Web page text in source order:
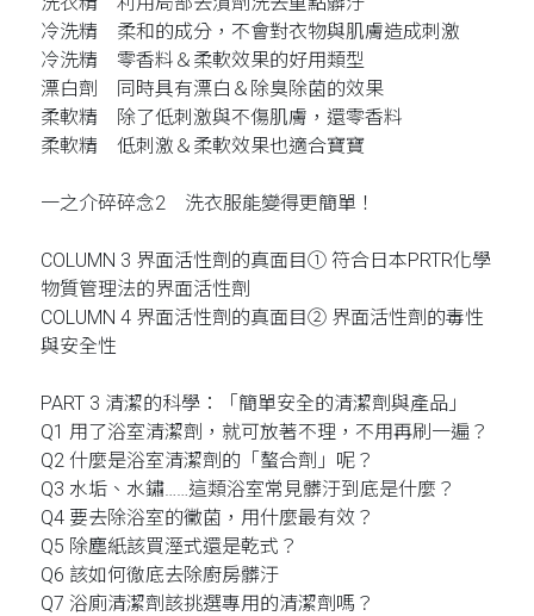
冷洗精 柔和的成分，不會對衣物與肌膚造成刺激
冷洗精 零香料＆柔軟效果的好用類型
漂白劑 同時具有漂白＆除臭除菌的效果
柔軟精 除了低刺激與不傷肌膚，還零香料
柔軟精 低刺激＆柔軟效果也適合寶寶
一之介碎碎念2 洗衣服能變得更簡單！
COLUMN 3 界面活性劑的真面目① 符合日本PRTR化學
物質管理法的界面活性劑
COLUMN 4 界面活性劑的真面目② 界面活性劑的毒性
與安全性
PART 3 清潔的科學：「簡單安全的清潔劑與產品」
Q1 用了浴室清潔劑，就可放著不理，不用再刷一遍？
Q2 什麼是浴室清潔劑的「螯合劑」呢？
Q3 水垢、水鏽……這類浴室常見髒汙到底是什麼？
Q4 要去除浴室的黴菌，用什麼最有效？
Q5 除塵紙該買溼式還是乾式？
Q6 該如何徹底去除廚房髒汙
Q7 浴廁清潔劑該挑選專用的清潔劑嗎？